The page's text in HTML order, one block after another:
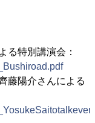
る特別講演会：
藤陽介さんによる